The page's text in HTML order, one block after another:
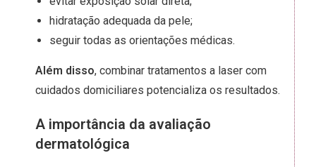
hidratação adequada da pele;
seguir todas as orientações médicas.
Além disso, combinar tratamentos a laser com
cuidados domiciliares potencializa os resultados.
A importância da avaliação
dermatológica